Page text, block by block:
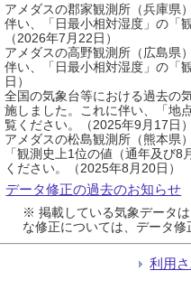
アメダスの郡家観測所（兵庫県
伴い、「日最小相対湿度」の「
（2026年7月22日）
アメダスの高野観測所（広島県
伴い、「日最小相対湿度」の「
日）
全国の気象台等における過去の
施しました。これに伴い、「地
覧ください。（2025年9月17日）
アメダスの松島観測所（熊本県
「観測史上1位の値（通年及び
ください。（2025年8月20日）
データ修正の過去のお知らせ
※ 掲載している気象データ
な修正については、データ修
利用